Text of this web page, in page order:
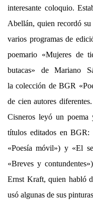
interesante coloquio.
Abellán, quien recordó
varios programas de
poemario «Mujeres de
butacas» deMariano
la colección de BGR
de cien autores diferentes
Cisneros leyó un poema
títulos editados en BGR:
«Poesía móvil») y «El
«Breves y
Ernst Kraft, quien habló
usó algunas de sus